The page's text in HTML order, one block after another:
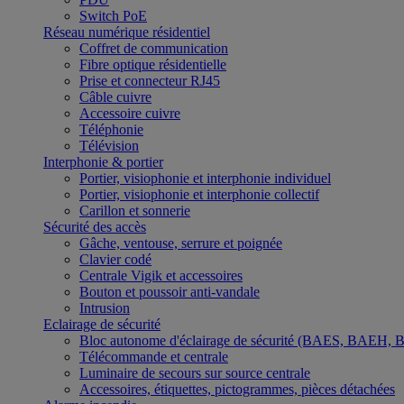
Switch PoE
Réseau numérique résidentiel
Coffret de communication
Fibre optique résidentielle
Prise et connecteur RJ45
Câble cuivre
Accessoire cuivre
Téléphonie
Télévision
Interphonie & portier
Portier, visiophonie et interphonie individuel
Portier, visiophonie et interphonie collectif
Carillon et sonnerie
Sécurité des accès
Gâche, ventouse, serrure et poignée
Clavier codé
Centrale Vigik et accessoires
Bouton et poussoir anti-vandale
Intrusion
Eclairage de sécurité
Bloc autonome d'éclairage de sécurité (BAES,
Télécommande et centrale
Luminaire de secours sur source centrale
Accessoires, étiquettes, pictogrammes, pièces détachées